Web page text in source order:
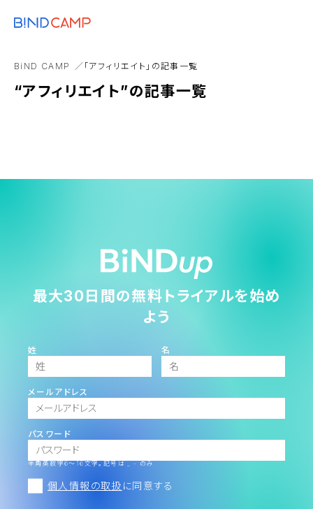
VSEO
Web制作 アルバム
BiND CAMP 「アフィリエイト」の記事一覧
“アフィリエイト”の記事一覧
最大30日間の無料トライアルを始め
よう
姓 名
メールアドレス
パスワード
半角英数字6～16文字。記号は _ - のみ
個人情報の取扱 に同意する